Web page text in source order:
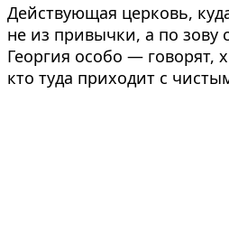
Действующая церковь,
не из привычки, а по зову
Георгия особо — говорят,
кто туда приходит с